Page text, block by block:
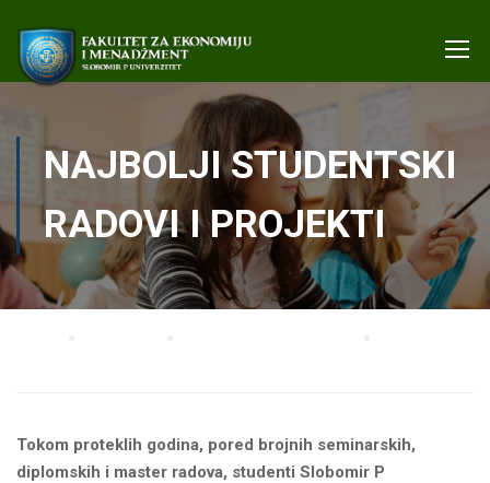
NAJBOLJI STUDENTSKI
RADOVI I PROJEKTI
Tokom proteklih godina, pored brojnih seminarskih,
diplomskih i master radova, studenti Slobomir P